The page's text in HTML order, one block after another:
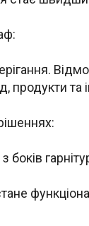
продукти та
стане